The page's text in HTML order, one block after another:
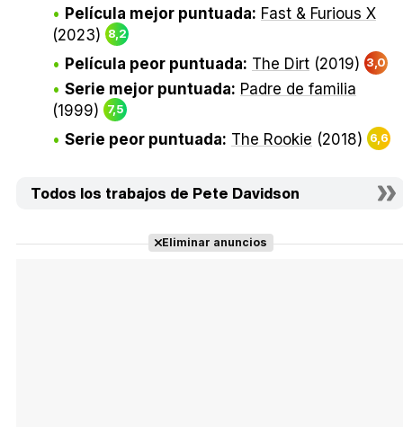
Película mejor puntuada: Fast & Furious X
(2023)
8,2
Película peor puntuada: The Dirt (2019) 3,0
Serie mejor puntuada: Padre de familia
(1999)
7,5
Serie peor puntuada: The Rookie (2018) 6,6
Todos los trabajos de Pete Davidson
Eliminar anuncios